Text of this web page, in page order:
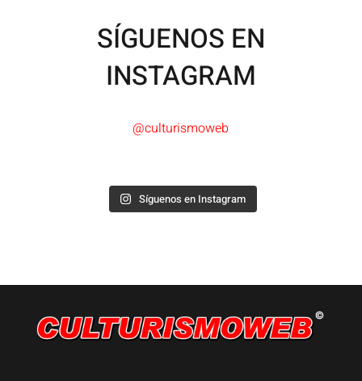
SÍGUENOS EN
INSTAGRAM
@culturismoweb
Síguenos en Instagram